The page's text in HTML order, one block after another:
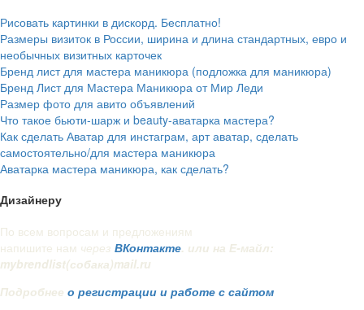
Рисовать картинки в дискорд. Бесплатно!
Размеры визиток в России, ширина и длина стандартных, евро и
необычных визитных карточек
Бренд лист для мастера маникюра (подложка для маникюра)
Бренд Лист для Мастера Маникюра от Мир Леди
Размер фото для авито объявлений
Что такое бьюти-шарж и beauty-аватарка мастера?
Как сделать Аватар для инстаграм, арт аватар, сделать
самостоятельно/для мастера маникюра
Аватарка мастера маникюра, как сделать?
Дизайнеру
По всем вопросам и предложениям
напишите нам через ВКонтакте. или на Е-майл:
mybrendlist(собака)mail.ru
Подробнее о регистрации и работе с сайтом